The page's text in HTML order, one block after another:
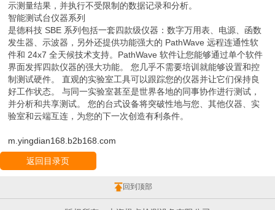
示测量结果，并执行不受限制的数据记录和分析。
智能测试台仪器系列
是德科技 SBE 系列包括一套四款级仪器：数字万用表、电源、函数
发生器、示波器，另外还提供功能强大的 PathWave 远程连通性软
件和 24x7 全天候技术支持。PathWave 软件让您能够通过单个软件
界面发挥四款仪器的强大功能。 您几乎不需要培训就能够设置和控
制测试硬件。 直观的实验室工具可以跟踪您的仪器并让它们保持良
好工作状态。 与同一实验室甚至是世界各地的同事协作进行测试，
并分析和共享测试。 您的台式设备将突破性地与您、其他仪器、实
验室和云端互连，为您的下一次创造有利条件。
m.yingdian168.b2b168.com
返回目录页
回到顶部